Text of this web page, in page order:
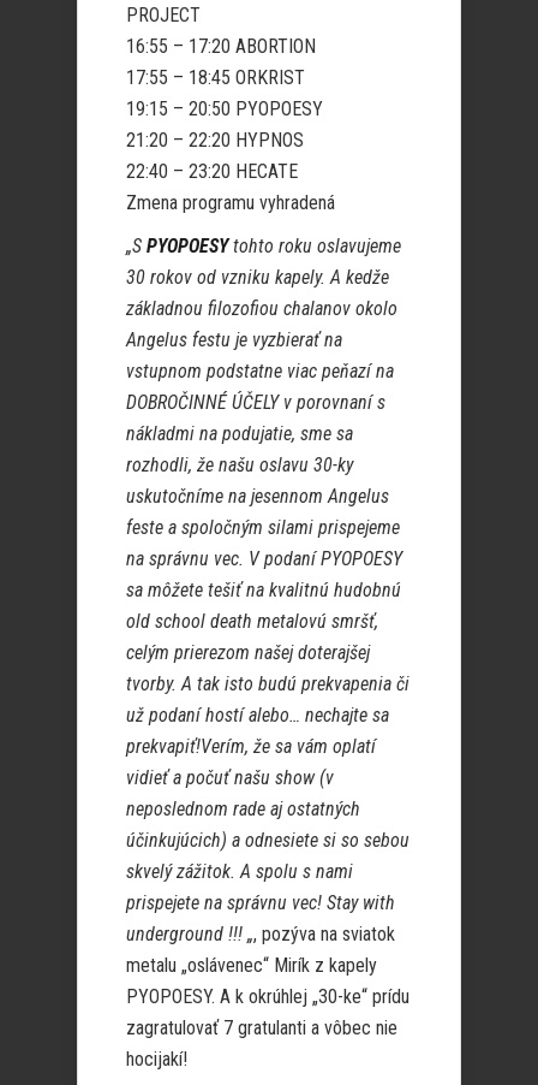
PROJECT
16:55 – 17:20 ABORTION
17:55 – 18:45 ORKRIST
19:15 – 20:50 PYOPOESY
21:20 – 22:20 HYPNOS
22:40 – 23:20 HECATE
Zmena programu vyhradená
„S PYOPOESYtohto roku oslavujeme
30 rokov od vzniku kapely. A kedže
základnou filozofiou chalanov okolo
Angelus festu je vyzbierať na
vstupnom podstatne viac peňazí na
DOBROČINNÉ ÚČELY v porovnaní s
nákladmi na podujatie, sme sa
rozhodli, že našu oslavu 30-ky
uskutočníme na jesennom Angelus
feste a spoločným silami prispejeme
na správnu vec. V podaní PYOPOESY
sa môžete tešiť na kvalitnú hudobnú
old school death metalovú smršť,
celým prierezom našej doterajšej
tvorby. A tak isto budú prekvapenia či
už podaní hostí alebo… nechajte sa
prekvapiť!Verím, že sa vám oplatí
vidieť a počuť našu show (v
neposlednom rade aj ostatných
účinkujúcich) a odnesiete si so sebou
skvelý zážitok. A spolu s nami
prispejete na správnu vec! Stay with
underground !!! „, pozýva na sviatok
metalu „oslávenec“ Mirík z kapely
PYOPOESY. A k okrúhlej „30-ke“ prídu
zagratulovať 7 gratulanti a vôbec nie
hocijakí!